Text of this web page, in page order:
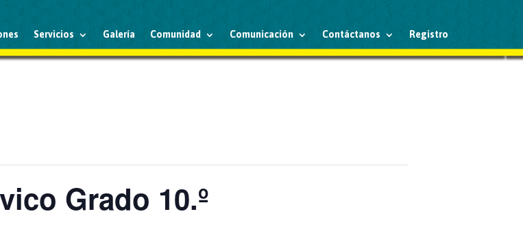
Servicios Galería Comunidad Comunicación Contáctanos Registro
Grado 10.º